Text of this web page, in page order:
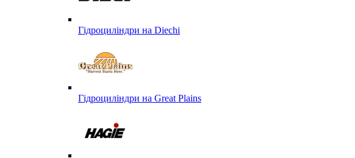
Гідроциліндри на Diechi
Гідроциліндри на Great Plains